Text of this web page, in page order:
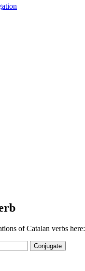
of Catalan verbs here:
Conjugate